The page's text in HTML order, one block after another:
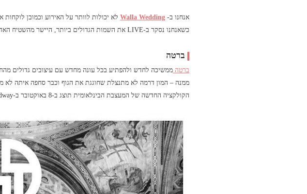
אנחנו ב-Walla Wedding לא יכולות לוותר על האירוע וכמובן
כשאנחנו נסקר ב-LIVE את השמות הגדולים ביותר, היישר מהשטיח האדום.
ברטה
ברטהממשיכה לחדש ולהפתיע בכל עונה מחדש עם עיצובים גדולים
ממנה – המון דרמה לא מתנצלת שחוגגת את הגוף וכבר סחפה איתה לא
הקולקציה החדשה של המעצבת הבינלאומית תוצג ב-8 באוקטובר ב-Cipriani, 25 Broadway, בשעה 10 בבוקר.